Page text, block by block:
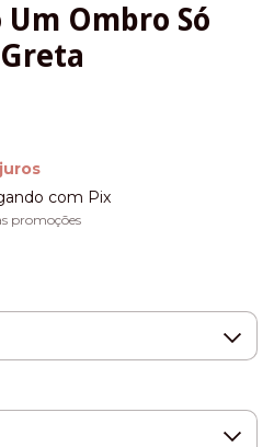
Ombro Só
com Pix
promoções